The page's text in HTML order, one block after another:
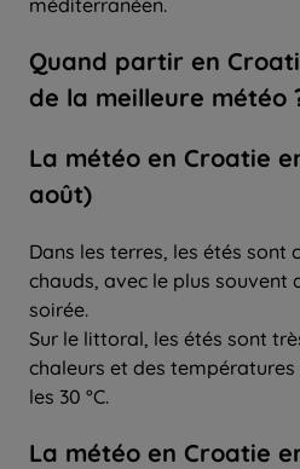
Quand partir en
de la meilleure météo
La météo en Croatie
août)
Dans les terres, les étés sont
chauds, avec le plus souvent
soirée.
Sur le littoral, les étés sont
chaleurs et des
les 30 °C.
La météo en Croatie